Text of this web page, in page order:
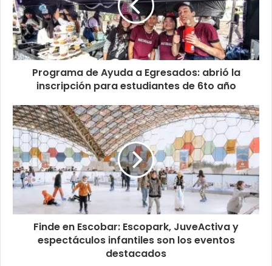
Programa de Ayuda a Egresados: abrió la
inscripción para estudiantes de 6to año
Finde en Escobar: Escopark, JuveActiva y
espectáculos infantiles son los eventos
destacados